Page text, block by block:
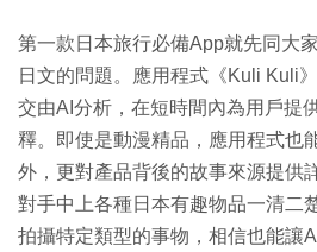
第一款日本旅行必備App就先同大
日文的問題。應用程式《Kuli Kuli
交由AI分析，在短時間內為用戶提
釋。即使是動漫精品，應用程式也
外，更對產品背後的故事來源提供
對手中上各種日本有趣物品一清二
拍攝特定類型的事物，相信也能讓